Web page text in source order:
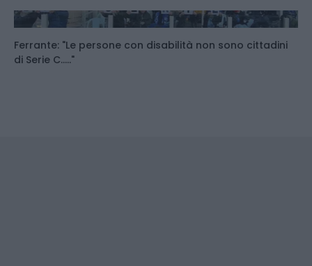
Ferrante: "Le persone con disabilità non sono cittadini
di Serie C....."